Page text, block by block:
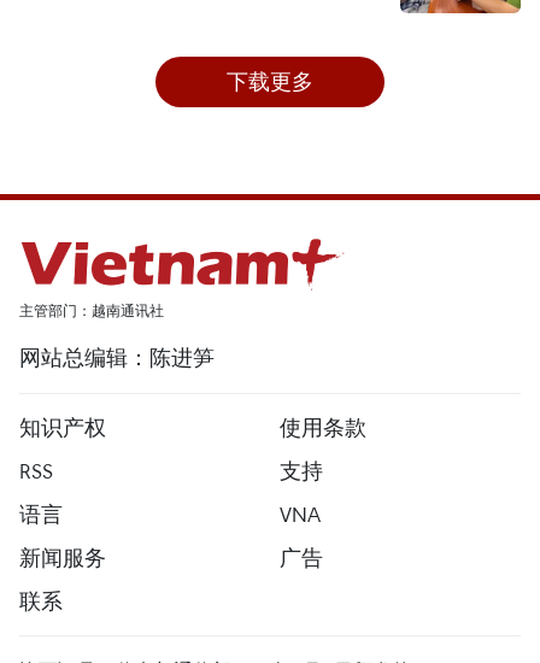
下载更多
主管部门：越南通讯社
网站总编辑：陈进笋
知识产权
使用条款
RSS
支持
语言
VNA
新闻服务
广告
联系